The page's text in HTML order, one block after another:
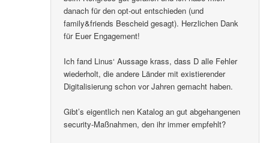
danach für den opt-out entschieden (und
family&friends Bescheid gesagt). Herzlichen Dank
für Euer Engagement!
Ich fand Linus‘ Aussage krass, dass D alle Fehler
wiederholt, die andere Länder mit existierender
Digitalisierung schon vor Jahren gemacht haben.
Gibt’s eigentlich nen Katalog an gut abgehangenen
security-Maßnahmen, den ihr immer empfehlt?